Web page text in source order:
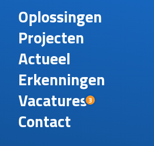
Oplossingen
Projecten
Actueel
Erkenningen
Vacatures3
Contact